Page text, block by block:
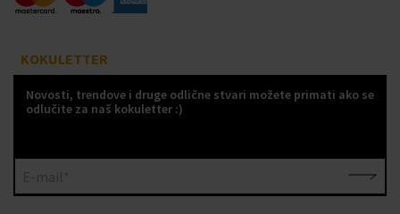
KOKULETTER
Novosti, trendove i druge odlične stvari možete primati ako se
odlučite za naš kokuletter :)